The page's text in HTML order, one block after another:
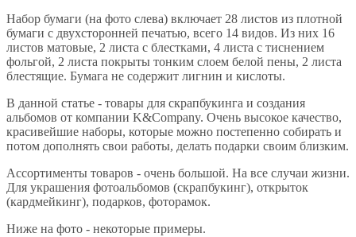
Набор бумаги (на фото слева) включает 28 листов из плотной
бумаги с двухсторонней печатью, всего 14 видов. Из них 16
листов матовые, 2 листа с блестками, 4 листа с тиснением
фольгой, 2 листа покрыты тонким слоем белой пены, 2 листа
блестящие. Бумага не содержит лигнин и кислоты.
В данной статье - товары для скрапбукинга и создания
альбомов от компании K&Company. Очень высокое качество,
красивейшие наборы, которые можно постепенно собирать и
потом дополнять свои работы, делать подарки своим близким.
Ассортименты товаров - очень большой. На все случаи жизни.
Для украшения фотоальбомов (скрапбукинг), открыток
(кардмейкинг), подарков, фоторамок.
Ниже на фото - некоторые примеры.